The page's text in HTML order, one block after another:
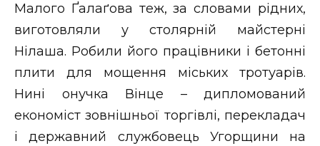
Малого Ґалаґова теж, за словами рідних,
виготовляли у столярній майстерні
Нілаша. Робили його працівники і бетонні
плити для мощення міських тротуарів.
Нині онучка Вінце – дипломований
економіст зовнішньої торгівлі, перекладач
і державний службовець Угорщини на